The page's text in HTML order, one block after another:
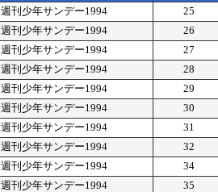
週刊少年サンデー1994
25
週刊少年サンデー1994
26
週刊少年サンデー1994
27
週刊少年サンデー1994
28
週刊少年サンデー1994
29
週刊少年サンデー1994
30
週刊少年サンデー1994
31
週刊少年サンデー1994
32
週刊少年サンデー1994
34
週刊少年サンデー1994
35